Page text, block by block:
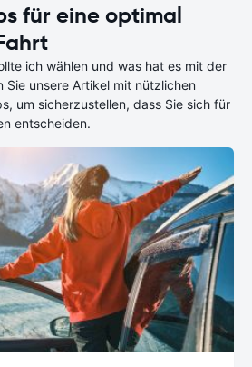
für eine optimal
ich wählen und was hat es mit der
Sie unsere Artikel mit nützlichen
um sicherzustellen, dass Sie sich für
entscheiden.